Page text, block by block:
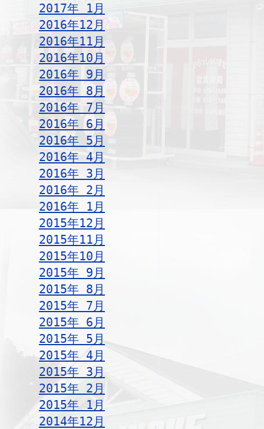
2017年 1月
2016年12月
2016年11月
2016年10月
2016年 9月
2016年 8月
2016年 7月
2016年 6月
2016年 5月
2016年 4月
2016年 3月
2016年 2月
2016年 1月
2015年12月
2015年11月
2015年10月
2015年 9月
2015年 8月
2015年 7月
2015年 6月
2015年 5月
2015年 4月
2015年 3月
2015年 2月
2015年 1月
2014年12月